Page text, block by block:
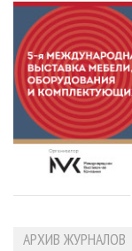
АРХИВ ЖУРНАЛОВ